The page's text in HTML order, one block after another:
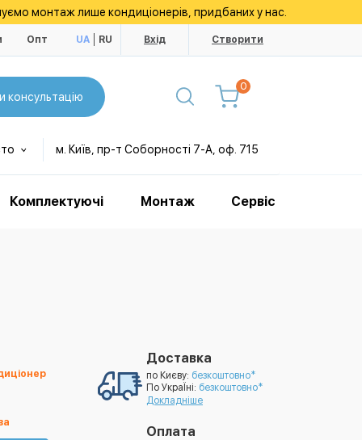
монтаж лише кондиціонерів, придбаних у нас.
Опт UA RU Вхід Створити
консультацію
0
м. Київ, пр-т Соборності 7-А, оф. 715
Комплектуючі Монтаж Сервіс
Доставка
по Києву: безкоштовно*
По УкраЇні: безкоштовно*
Докладніше
Оплата